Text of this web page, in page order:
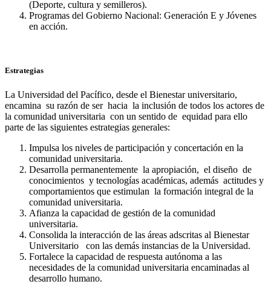
(Deporte, cultura y semilleros).
Programas del Gobierno Nacional: Generación E y Jóvenes
en acción.
Estrategias
La Universidad del Pacífico, desde el Bienestar universitario,
encamina su razón de ser hacia la inclusión de todos los actores de
la comunidad universitaria con un sentido de equidad para ello
parte de las siguientes estrategias generales:
Impulsa los niveles de participación y concertación en la
comunidad universitaria.
Desarrolla permanentemente la apropiación, el diseño de
conocimientos y tecnologías académicas, además actitudes y
comportamientos que estimulan la formación integral de la
comunidad universitaria.
Afianza la capacidad de gestión de la comunidad
universitaria.
Consolida la interacción de las áreas adscritas al Bienestar
Universitario con las demás instancias de la Universidad.
Fortalece la capacidad de respuesta autónoma a las
necesidades de la comunidad universitaria encaminadas al
desarrollo humano.